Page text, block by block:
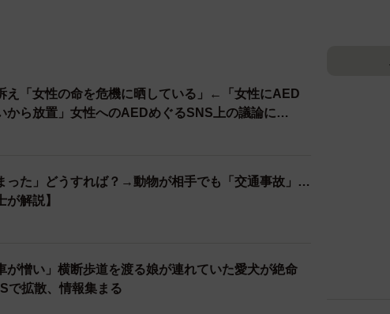
え「女性の命を危機に晒している」←「女性にAED
から放置」女性へのAEDめぐるSNS上の議論に…
った」どうすれば？→動物が相手でも「交通事故」…
解説】
が憎い」横断歩道を渡る娘が連れていた愛犬が絶命
で拡散、情報集まる